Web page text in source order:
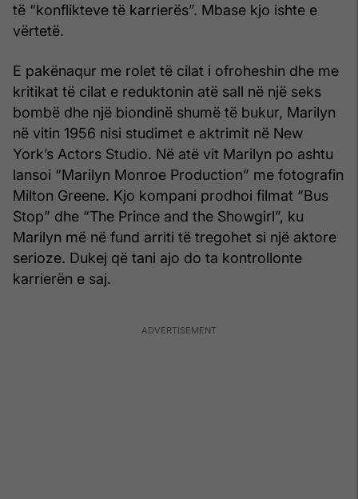
të “konflikteve të karrierës”. Mbase kjo ishte e
vërtetë.
E pakënaqur me rolet të cilat i ofroheshin dhe me
kritikat të cilat e reduktonin atë sall në një seks
bombë dhe një biondinë shumë të bukur, Marilyn
në vitin 1956 nisi studimet e aktrimit në New
York’s Actors Studio. Në atë vit Marilyn po ashtu
lansoi “Marilyn Monroe Production” me fotografin
Milton Greene. Kjo kompani prodhoi filmat “Bus
Stop” dhe “The Prince and the Showgirl”, ku
Marilyn më në fund arriti të tregohet si një aktore
serioze. Dukej që tani ajo do ta kontrollonte
karrierën e saj.